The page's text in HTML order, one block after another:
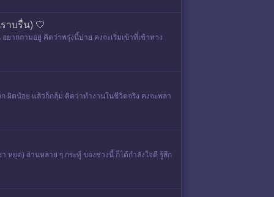
าบรื่น) 🤍
ยากถามอยู่ คิดว่าพรุ่งนี้บ่าย คงจะเริ่มเข้าที่เข้าทาง
ก ผิดน้อย แล้วก็กลุ้ม คิดว่าทำงานในชีวิตจริง คงจะพลา
หยุด) อ่านหลาย ๆ กระทู้ ของช่วงนี้ ก็ได้กำลังใจดี รู้สึก